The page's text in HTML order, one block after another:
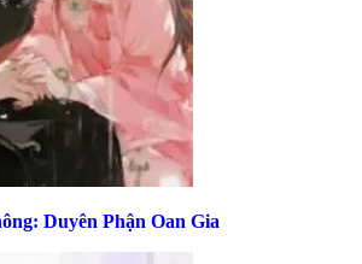
Duyên Phận Oan Gia